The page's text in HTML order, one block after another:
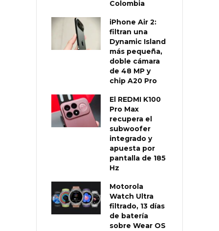
Colombia
iPhone Air 2:
filtran una
Dynamic Island
más pequeña,
doble cámara
de 48 MP y
chip A20 Pro
El REDMI K100
Pro Max
recupera el
subwoofer
integrado y
apuesta por
pantalla de 185
Hz
Motorola
Watch Ultra
filtrado, 13 días
de batería
sobre Wear OS